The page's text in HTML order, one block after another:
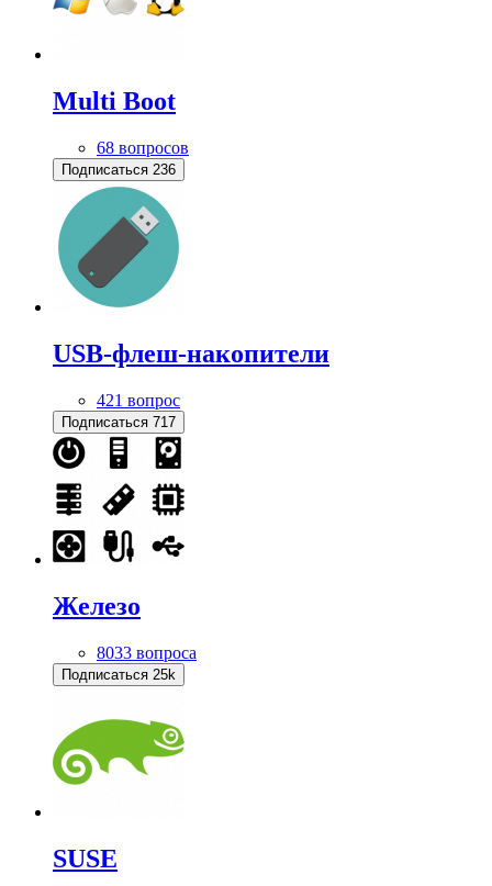
Multi Boot
68 вопросов
Подписаться 236
USB-флеш-накопители
421 вопрос
Подписаться 717
Железо
8033 вопроса
Подписаться 25k
SUSE